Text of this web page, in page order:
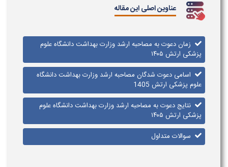
عناوین اصلی این مقاله
زمان دعوت به مصاحبه ارشد وزارت بهداشت دانشگاه علوم
پزشکی ارتش ۱۴۰۵
اسامی دعوت شدگان مصاحبه ارشد وزارت بهداشت دانشگاه
علوم پزشکی ارتش 1405
نتایج دعوت به مصاحبه ارشد وزارت بهداشت دانشگاه علوم
پزشکی ارتش ۱۴۰۵
سوالات متداول